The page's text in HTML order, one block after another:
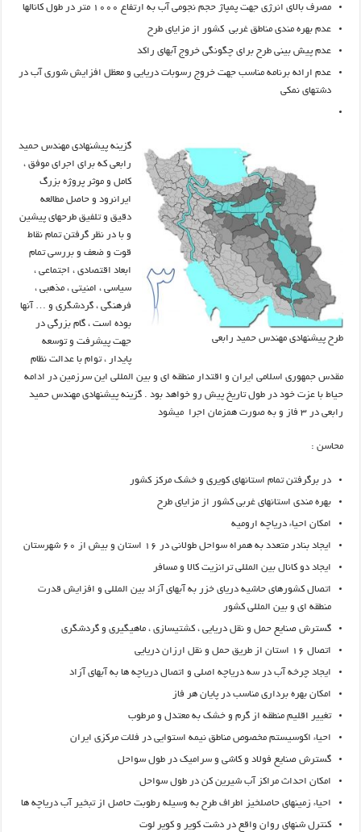
مصرف بالای انرژی جهت پمپاژ حجم نجومی آب به ارتفاع ۱۰۰۰ متر در طول کانالها
عدم بهره مندی مناطق غربی کشور از مزایای طرح
عدم پیش بینی طرح برای چگونگی خروج آبهای راکد
عدم ارائه برنامه مناسب جهت خروج رسوبات دریایی و معظل افزایش شوری آب در
دشتهای نمکی
طرح پیشنهادی مهندس حمید رابعی
گزینه پیشنهادی مهندس حمید
رابعی که برای اجرای موفق ،
کامل و موثر پروژه بزرگ
ایرانرود و حاصل مطالعه
دقیق و تلفیق طرحهای پیشین
و با در نظر گرفتن تمام نقاط
قوت و ضعف و بررسی تمام
ابعاد اقتصادی ، اجتماعی ،
سیاسی ، امنیتی ، مذهبی ،
فرهنگی ، گردشگری و … آنها
بوده است ، گام بزرگی در
جهت پیشرفت و توسعه
پایدار ، توام با عدالت نظام
مقدس جمهوری اسلامی ایران و اقتدار منطقه ای و بین المللی این سرزمین در ادامه
حیاط با عزت خود در طول تاریخ پیش رو خواهد بود . گزینه پیشنهادی مهندس حمید
رابعی در ۳ فاز و به صورت همزمان اجرا میشود
محاسن :
در برگرفتن تمام استانهای کویری و خشک مرکز کشور
بهره مندی استانهای غربی کشور از مزایای طرح
امکان احیاء دریاچه ارومیه
ایجاد بنادر متعدد به همراه سواحل طولانی در ۱۶ استان و بیش از ۶۰ شهرستان
ایجاد دو کانال بین المللی ترانزیت کالا و مسافر
اتصال کشورهای حاشیه دریای خزر به آبهای آزاد بین المللی و افزایش قدرت
منطقه ای و بین المللی کشور
گسترش صنایع حمل و نقل دریایی ، کشتیسازی ، ماهیگیری و گردشگری
اتصال ۱۶ استان از طریق حمل و نقل ارزان دریایی
ایجاد چرخه آب در سه دریاچه اصلی و اتصال دریاچه ها به آبهای آزاد
امکان بهره برداری مناسب در پایان هر فاز
تغییر اقلیم منطقه از گرم و خشک به معتدل و مرطوب
احیاء اکوسیستم مخصوص مناطق نیمه استوایی در فلات مرکزی ایران
گسترش صنایع فولاد و کاشی و سرامیک در طول سواحل
امکان احداث مراکز آب شیرین کن در طول سواحل
احیاء زمینهای حاصلخیز اطراف طرح به وسیله رطوبت حاصل از تبخیر آب دریاچه ها
کنترل شنهای روان واقع در دشت کویر و کویر لوت